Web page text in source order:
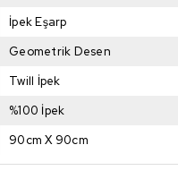
İpek Eşarp
Geometrik Desen
Twill İpek
%100 İpek
90cm X 90cm